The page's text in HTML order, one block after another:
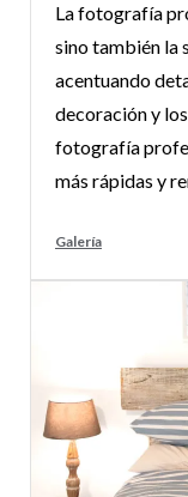
La fotografía
sino también la
acentuando
decoración y
fotografía
más rápidas y
Galería